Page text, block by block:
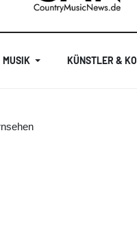
MUSIK KÜNSTLER &